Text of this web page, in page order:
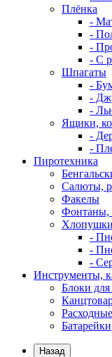
Плёнка
-
-
-
- С
Шпагаты
-
-
-
Ящики,
-
-
Пиротехника
Салюты,
Факелы
Фонтаны,
-
-
-
Инструменты,
Блоки для
Батарейки
Назад